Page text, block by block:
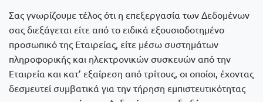
Σας γνωρίζουμε τέλος ότι η επεξεργασία των Δεδομένων
σας διεξάγεται είτε από το ειδικά εξουσιοδοτημένο
προσωπικό της Εταιρείας, είτε μέσω συστημάτων
πληροφορικής και ηλεκτρονικών συσκευών από την
Εταιρεία και κατ’ εξαίρεση από τρίτους, οι οποίοι, έχοντας
δεσμευτεί συμβατικά για την τήρηση εμπιστευτικότητας